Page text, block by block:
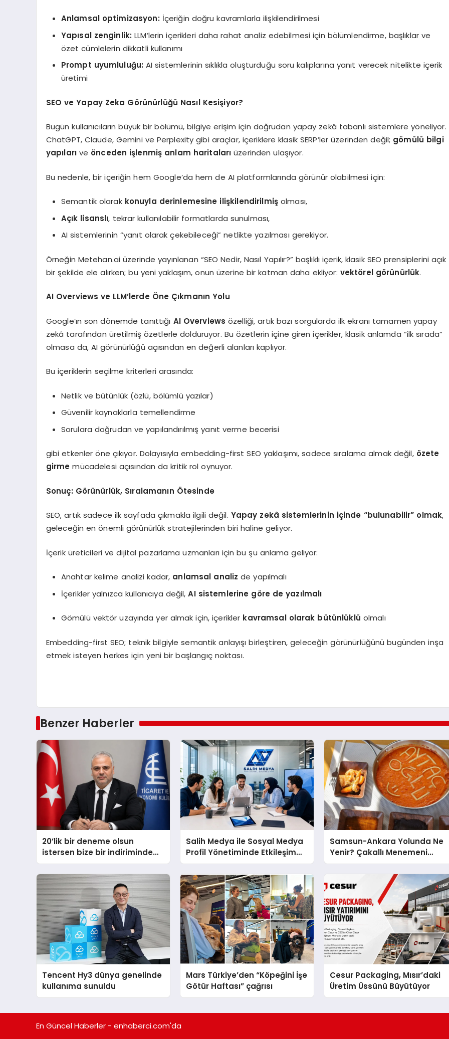
Anlamsal optimizasyon: İçeriğin doğru kavramlarla ilişkilendirilmesi
Yapısal zenginlik: LLM’lerin içerikleri daha rahat analiz edebilmesi için bölümlendirme, başlıklar ve
özet cümlelerin dikkatli kullanımı
Prompt uyumluluğu: AI sistemlerinin sıklıkla oluşturduğu soru kalıplarına yanıt verecek nitelikte içerik
üretimi
SEO ve Yapay Zeka Görünürlüğü Nasıl Kesişiyor?
Bugün kullanıcıların büyük bir bölümü, bilgiye erişim için doğrudan yapay zekâ tabanlı sistemlere yöneliyor.
ChatGPT, Claude, Gemini ve Perplexity gibi araçlar, içeriklere klasik SERP’ler üzerinden değil; gömülü bilgi
yapılarıve önceden işlenmiş anlam haritaları üzerinden ulaşıyor.
Bu nedenle, bir içeriğin hem Google’da hem de AI platformlarında görünür olabilmesi için:
Semantik olarak konuyla derinlemesine ilişkilendirilmiş olması,
Açık lisanslı, tekrar kullanılabilir formatlarda sunulması,
AI sistemlerinin “yanıt olarak çekebileceği” netlikte yazılması gerekiyor.
Örneğin Metehan.ai üzerinde yayınlanan “SEO Nedir, Nasıl Yapılır?” başlıklı içerik, klasik SEO prensiplerini açık
bir şekilde ele alırken; bu yeni yaklaşım, onun üzerine bir katman daha ekliyor: vektörel görünürlük.
AI Overviews ve LLM’lerde Öne Çıkmanın Yolu
Google’ın son dönemde tanıttığı AI Overviews özelliği, artık bazı sorgularda ilk ekranı tamamen yapay
zekâ tarafından üretilmiş özetlerle dolduruyor. Bu özetlerin içine giren içerikler, klasik anlamda “ilk sırada”
olmasa da, AI görünürlüğü açısından en değerli alanları kaplıyor.
Bu içeriklerin seçilme kriterleri arasında:
Netlik ve bütünlük (özlü, bölümlü yazılar)
Güvenilir kaynaklarla temellendirme
Sorulara doğrudan ve yapılandırılmış yanıt verme becerisi
gibi etkenler öne çıkıyor. Dolayısıyla embedding-first SEO yaklaşımı, sadece sıralama almak değil, özete
girme mücadelesi açısından da kritik rol oynuyor.
Sonuç: Görünürlük, Sıralamanın Ötesinde
SEO, artık sadece ilk sayfada çıkmakla ilgili değil. Yapay zekâ sistemlerinin içinde “bulunabilir” olmak,
geleceğin en önemli görünürlük stratejilerinden biri haline geliyor.
İçerik üreticileri ve dijital pazarlama uzmanları için bu şu anlama geliyor:
Anahtar kelime analizi kadar, anlamsal analiz de yapılmalı
İçerikler yalnızca kullanıcıya değil,AI sistemlerine göre de yazılmalı
Gömülü vektör uzayında yer almak için, içerikler kavramsal olarak bütünlüklü olmalı
Embedding-first SEO; teknik bilgiyle semantik anlayışı birleştiren, geleceğin görünürlüğünü bugünden inşa
etmek isteyen herkes için yeni bir başlangıç noktası.
Benzer Haberler
20’lik bir deneme olsun
istersen bize bir indiriminde
olursa her hafta olacak
Salih Medya ile Sosyal Medya
Profil Yönetiminde Etkileşim
Artırma Yöntemleri
Samsun-Ankara Yolunda Ne
Yenir? Çakallı Menemeni
Molası
Tencent Hy3 dünya genelinde
kullanıma sunuldu
Mars Türkiye’den “Köpeğini İşe
Götür Haftası” çağrısı
Cesur Packaging, Mısır’daki
Üretim Üssünü Büyütüyor
En Güncel Haberler - enhaberci.com'da